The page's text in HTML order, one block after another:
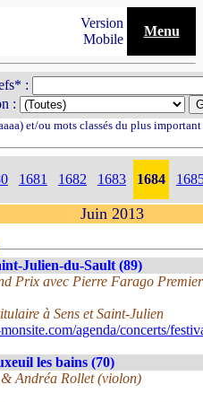
Version
Mobile
Menu
:
:
et/ou mots classés du plus
1681 1682 1683 1684
Juin 2013
Julien-du-Sault (89)
Prix avec Pierre Farago
à Sens et Saint-Julien
agenda/concerts/
les bains (70)
Andréa Rollet (violon)